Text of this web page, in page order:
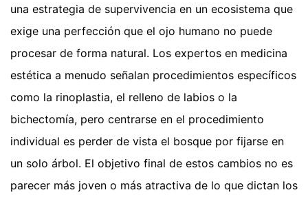
una estrategia de supervivencia en un ecosistema que
exige una perfección que el ojo humano no puede
procesar de forma natural. Los expertos en medicina
estética a menudo señalan procedimientos específicos
como la rinoplastia, el relleno de labios o la
bichectomía, pero centrarse en el procedimiento
individual es perder de vista el bosque por fijarse en
un solo árbol. El objetivo final de estos cambios no es
parecer más joven o más atractiva de lo que dictan los